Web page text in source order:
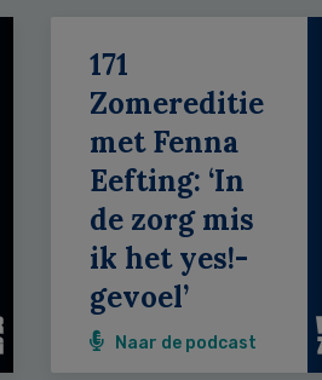
171
Zomereditie
met Fenna
Eefting: ‘In
de zorg mis
ik het yes!-
gevoel’
Naar de podcast